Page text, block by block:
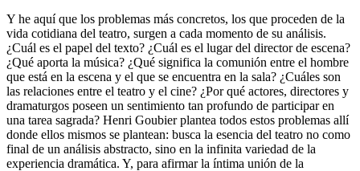
Y he aquí que los problemas más concretos, los que proceden de la
vida cotidiana del teatro, surgen a cada momento de su análisis.
¿Cuál es el papel del texto? ¿Cuál es el lugar del director de escena?
¿Qué aporta la música? ¿Qué significa la comunión entre el hombre
que está en la escena y el que se encuentra en la sala? ¿Cuáles son
las relaciones entre el teatro y el cine? ¿Por qué actores, directores y
dramaturgos poseen un sentimiento tan profundo de participar en
una tarea sagrada? Henri Goubier plantea todos estos problemas allí
donde ellos mismos se plantean: busca la esencia del teatro no como
final de un análisis abstracto, sino en la infinita variedad de la
experiencia dramática. Y, para afirmar la íntima unión de la